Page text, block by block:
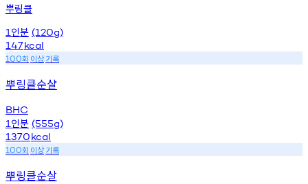
뿌링클
1 인분 (120g)
147kcal
100회 이상기록
뿌링클순샬
BHC
1 인분 (555g)
1370kcal
100회 이상기록
뿌링클순살